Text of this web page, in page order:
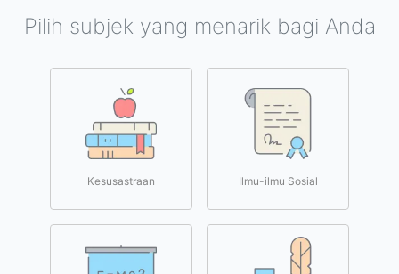
Pilih subjek yang menarik bagi Anda
Kesusastraan Ilmu-ilmu Sosial